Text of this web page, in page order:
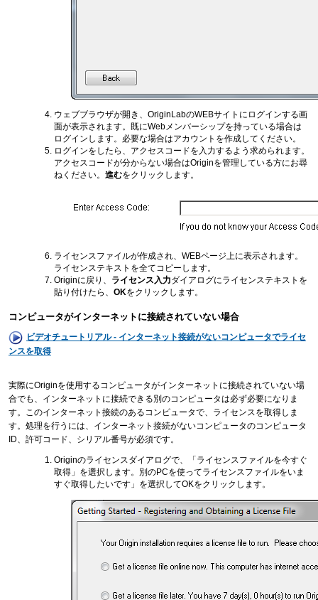
ウェブブラウザが開き、OriginLabのWEBサイトにログインする画
面が表示されます。既にWebメンバーシップを持っている場合は
ログインします。必要な場合はアカウントを作成してください。
ログインをしたら、アクセスコードを入力するよう求められます。
アクセスコードが分からない場合はOriginを管理している方にお尋
ねください。 進むをクリックします。
ライセンスファイルが作成され、WEBページ上に表示されます。
ライセンステキストを全てコピーします。
Originに戻り、 ライセンス入力ダイアログにライセンステキストを
貼り付けたら、 OKをクリックします。
コンピュータがインターネットに接続されていない場合
ビデオチュートリアル - インターネット接続がないコンピュータでライセ
ンスを取得
実際にOriginを使用するコンピュータがインターネットに接続されていない場
合でも、インターネットに接続できる別のコンピュータは必ず必要になりま
す。このインターネット接続のあるコンピュータで、ライセンスを取得しま
す。処理を行うには、インターネット接続がないコンピュータのコンピュータ
ID、許可コード、シリアル番号が必須です。
Originのライセンスダイアログで、「ライセンスファイルを今すぐ
取得」を選択します。別のPCを使ってライセンスファイルをいま
すぐ取得したいです」を選択してOKをクリックします。